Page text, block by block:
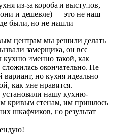
из-за короба и выступов,
они и дешевле) — это не наш
были, но не нашли
центрам мы решили делать
замерщика, он все
кухню именно такой, как
сложилась окончательно. Не
но кухня идеально
как мне нравится.
установили нашу кухню-
кривым стенам, им пришлось
шкафчиков, но результат